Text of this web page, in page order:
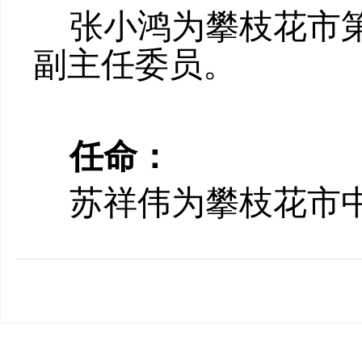
张小鸿为攀枝花市
副主任委员。
任命：
苏祥伟为攀枝花市